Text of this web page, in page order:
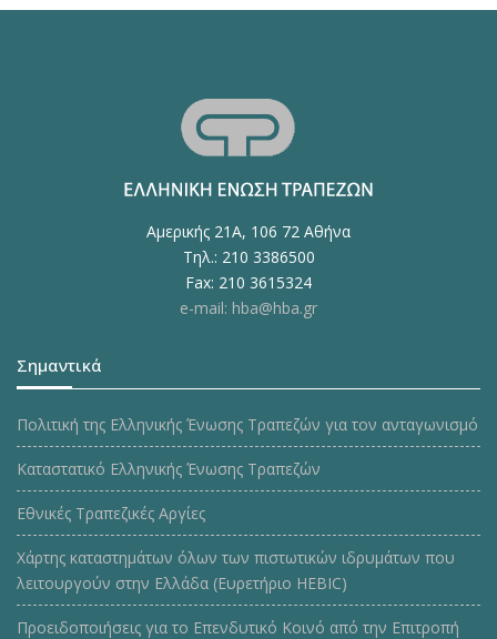
Αμερικής 21Α, 106 72 Αθήνα
Τηλ.: 210 3386500
Fax: 210 3615324
e-mail: hba@hba.gr
Σημαντικά
Πολιτική της Ελληνικής Ένωσης Τραπεζών για τον ανταγωνισμό
Καταστατικό Ελληνικής Ένωσης Τραπεζών
Εθνικές Τραπεζικές Αργίες
Χάρτης καταστημάτων όλων των πιστωτικών ιδρυμάτων που
λειτουργούν στην Ελλάδα (Ευρετήριο HEBIC)
Προειδοποιήσεις για το Επενδυτικό Κοινό από την Επιτροπή